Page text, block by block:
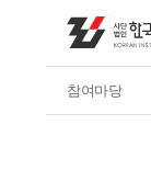
참여마당